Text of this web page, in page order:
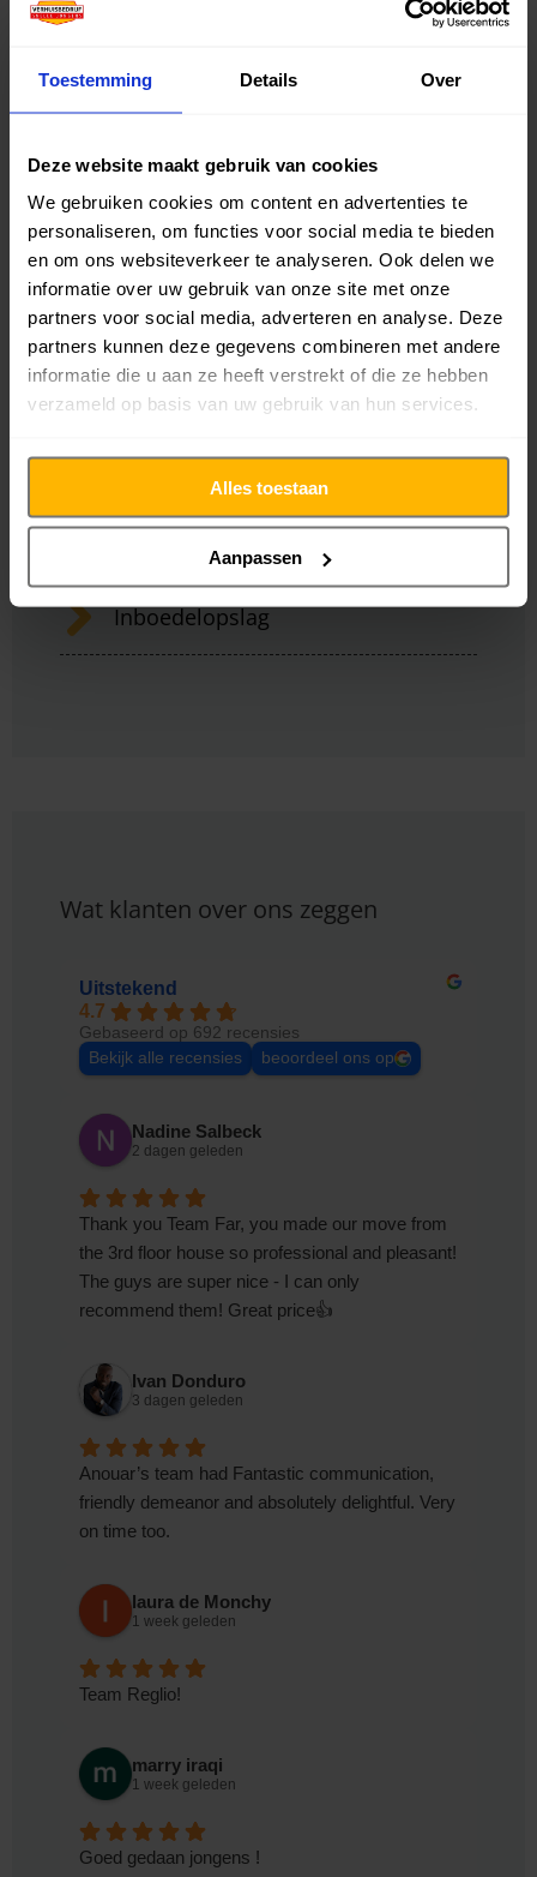
Toestemming Details Over
Deze website maakt gebruik van cookies
We gebruiken cookies om content en advertenties te
personaliseren, om functies voor social media te bieden
en om ons websiteverkeer te analyseren. Ook delen we
informatie over uw gebruik van onze site met onze
partners voor social media, adverteren en analyse. Deze
partners kunnen deze gegevens combineren met andere
informatie die u aan ze heeft verstrekt of die ze hebben
verzameld op basis van uw gebruik van hun services.
Alles toestaan
Aanpassen
Bedrijfsverhuizing
Particuliere verhuizing
Ontruimingen
Spoedverhuizing
Verhuislift huren
Piano verhuizen
Inboedelopslag
Wat klanten over ons zeggen
Uitstekend
4.7
Gebaseerd op 692 recensies
Bekijk alle recensies
beoordeel ons op
Nadine Salbeck
2 dagen geleden
Thank you Team Far, you made our move from
the 3rd floor house so professional and pleasant!
The guys are super nice - I can only
recommend them! Great price👍
Ivan Donduro
3 dagen geleden
Anouar’s team had Fantastic communication,
friendly demeanor and absolutely delightful. Very
on time too.
laura de Monchy
1 week geleden
Team Reglio!
marry iraqi
1 week geleden
Goed gedaan jongens !